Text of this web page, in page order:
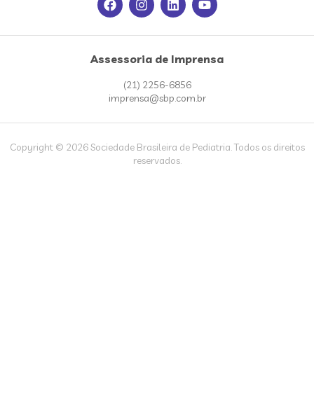
Assessoria de Imprensa
(21) 2256-6856
imprensa@sbp.com.br
Copyright © 2026 Sociedade Brasileira de Pediatria. Todos os direitos
reservados.